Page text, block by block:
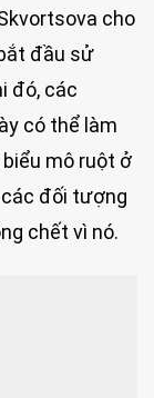
cho
đầu sử
đó, các
có thể làm
mô ruột ở
các đối tượng
chết vì nó.